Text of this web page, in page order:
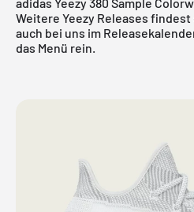
Weitere Yeezy Releases
auch bei uns im
das Menü rein.